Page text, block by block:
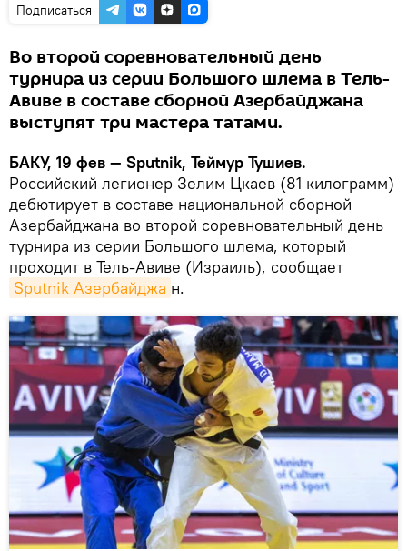
Подписаться
Во второй соревновательный день
турнира из серии Большого шлема в Тель-
Авиве в составе сборной Азербайджана
выступят три мастера татами.
БАКУ, 19 фев — Sputnik, Теймур Тушиев.
Российский легионер Зелим Цкаев (81 килограмм)
дебютирует в составе национальной сборной
Азербайджана во второй соревновательный день
турнира из серии Большого шлема, который
проходит в Тель-Авиве (Израиль), сообщает
Sputnik Азербайджа н.